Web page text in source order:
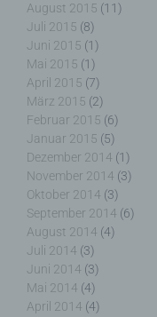
August 2015 (11)
Juli 2015 (8)
Juni 2015 (1)
Mai 2015 (1)
April 2015 (7)
März 2015 (2)
Februar 2015 (6)
Januar 2015 (5)
Dezember 2014 (1)
November 2014 (3)
Oktober 2014 (3)
September 2014 (6)
August 2014 (4)
Juli 2014 (3)
Juni 2014 (3)
Mai 2014 (4)
April 2014 (4)
j) Dritter
Dritter ist eine
Behörde,
betroffenen
der
Verantwortlichen
befugt sind, die
verarbeiten.
k) Einwilligung